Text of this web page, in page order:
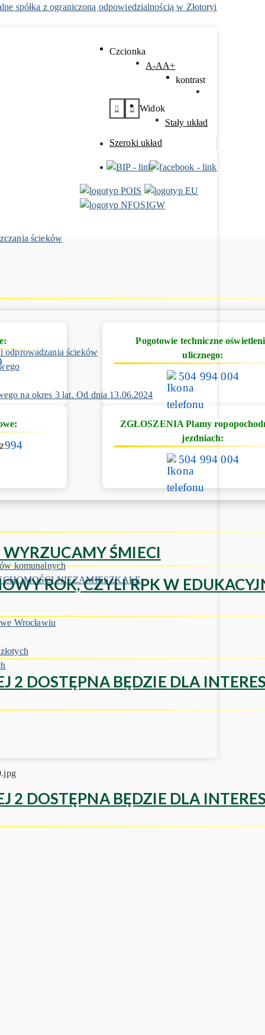
Czcionka
A-AA+
kontrast
Widok
Stały układ
Szeroki układ
ścieków
odprowadzania ścieków
na okres 3 lat. Od dnia 13.06.2024
komunalnych
NIEZAMIESZKAŁE
Wrocławiu
Pogotowie techniczne
ulicznego:
504 994 004
994
ZGŁOSZENIA Plamy
jezdniach:
504 994 004
ŚMIECI
ROK, CZYLI RPK W
2 DOSTĘPNA BĘDZIE DLA
2 DOSTĘPNA BĘDZIE DLA